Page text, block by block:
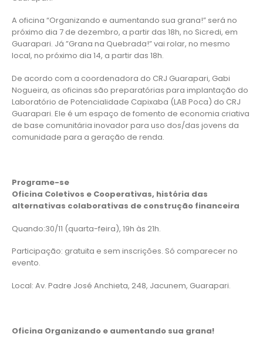
A oficina “Organizando e aumentando sua grana!” será no
próximo dia 7 de dezembro, a partir das 18h, no Sicredi, em
Guarapari. Já ”Grana na Quebrada!” vai rolar, no mesmo
local, no próximo dia 14, a partir das 18h.
De acordo com a coordenadora do CRJ Guarapari, Gabi
Nogueira, as oficinas são preparatórias para implantação do
Laboratório de Potencialidade Capixaba (LAB Poca) do CRJ
Guarapari. Ele é um espaço de fomento de economia criativa
de base comunitária inovador para uso dos/das jovens da
comunidade para a geração de renda.
Programe-se
Oficina Coletivos e Cooperativas, história das
alternativas colaborativas de construção financeira
Quando:30/11 (quarta-feira), 19h às 21h.
Participação: gratuita e sem inscrições. Só comparecer no
evento.
Local: Av. Padre José Anchieta, 248, Jacunem, Guarapari.
Oficina Organizando e aumentando sua grana!